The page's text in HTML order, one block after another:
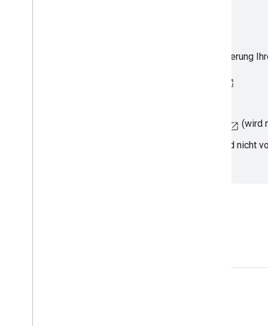
Wenn Sie weitere Unterstützung bei der Implementierung
(wird
(wird nicht